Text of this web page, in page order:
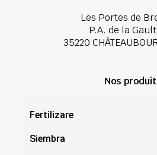
Les Portes de
P.A. de la
35220
Nos
Fertilizare
Siembra